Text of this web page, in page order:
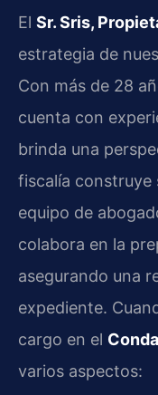
El Sr. Sris,
estrategia de
Con más de 28
cuenta con
brinda una
fiscalía construye
equipo de
colabora en la
asegurando una
expediente.
cargo en el
varios aspectos: